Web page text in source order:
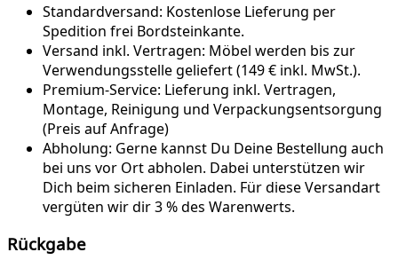
Standardversand: Kostenlose Lieferung per
Spedition frei Bordsteinkante.
Versand inkl. Vertragen: Möbel werden bis zur
Verwendungsstelle geliefert (149 € inkl. MwSt.).
Premium-Service: Lieferung inkl. Vertragen,
Montage, Reinigung und Verpackungsentsorgung
(Preis auf Anfrage)
Abholung: Gerne kannst Du Deine Bestellung auch
bei uns vor Ort abholen. Dabei unterstützen wir
Dich beim sicheren Einladen. Für diese Versandart
vergüten wir dir 3 % des Warenwerts.
Rückgabe